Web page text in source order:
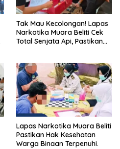
Tak Mau Kecolongan! Lapas
Narkotika Muara Beliti Cek
Total Senjata Api, Pastikan
Lapas Narkotika Muara Beliti
Pastikan Hak Kesehatan
Warga Binaan Terpenuhi.